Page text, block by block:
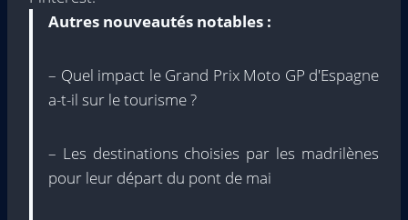
Autres nouveautés notables :
– Quel impact le Grand Prix Moto GP d'Espagne
a-t-il sur le tourisme ?
– Les destinations choisies par les madrilènes
pour leur départ du pont de mai